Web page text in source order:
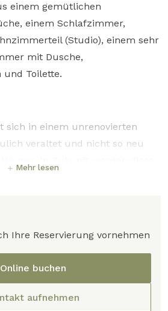
einem gemütlichen
einem Schlafzimmer,
(Studio), einem sehr
mit Dusche,
und Toilette.
sich in einem unrenovierten
veraltet und nicht so neu
In Zukunft werden diese
Zustand spiegelt
NICHT AKZEPTIERT. Wenn
gehen wir davon aus, dass
Mehr lesen
Ihre Reservierung vornehmen
Online buchen
aufnehmen